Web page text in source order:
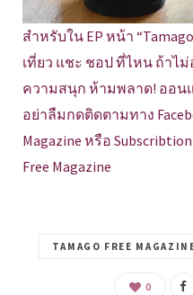
สำหรับใน EP หน้า
เที่ยว แชะ ชอป ที่ไหน ถ้าไ
ความสนุก ห้ามพลาด! ออน
อย่าลืมกดติดตามทาง
Magazine หรือ
Free Magazine
TAMAGO FREE
0